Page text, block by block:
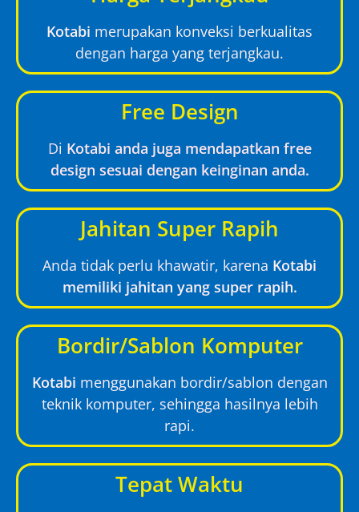
Kotabi merupakan konveksi berkualitas
dengan harga yang terjangkau.
Free Design
Di Kotabi anda juga mendapatkan free
design sesuai dengan keinginan anda.
Jahitan Super Rapih
Anda tidak perlu khawatir, karena Kotabi
memiliki jahitan yang super rapih.
Bordir/Sablon Komputer
Kotabi menggunakan bordir/sablon dengan
teknik komputer, sehingga hasilnya lebih
rapi.
Tepat Waktu